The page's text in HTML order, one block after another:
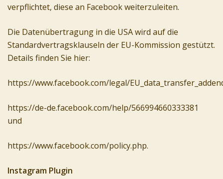
verpflichtet, diese an Facebook weiterzuleiten.
Die Datenübertragung in die USA wird auf die
Standardvertragsklauseln der EU-Kommission gestützt.
Details finden Sie hier:
https://www.facebook.com/legal/
https://de-de.facebook.com/help/566994660333381
und
https://www.facebook.com/policy.php.
Instagram Plugin